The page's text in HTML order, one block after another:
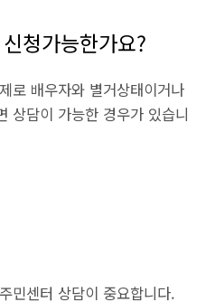
청가능한가요?
로 배우자와 별거상태이거나
상담이 가능한 경우가 있습니
민센터 상담이 중요합니다.